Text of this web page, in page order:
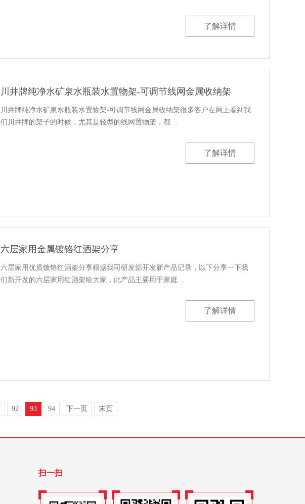
了解详情
川井牌纯净水矿泉水瓶装水置物架-可调节线网金属收纳架
川井牌纯净水矿泉水瓶装水置物架-可调节线网金属收纳架很多客户在网上看到我
们川井牌的架子的时候，尤其是轻型的线网置物架，都…
了解详情
六层家用金属镀铬红酒架分享
六层家用优质镀铬红酒架分享根据我司研发部开发新产品记录，以下分享一下我
们新开发的六层家用红酒架给大家，此产品主要用于家庭…
了解详情
92 93 94 下一页 末页
扫一扫